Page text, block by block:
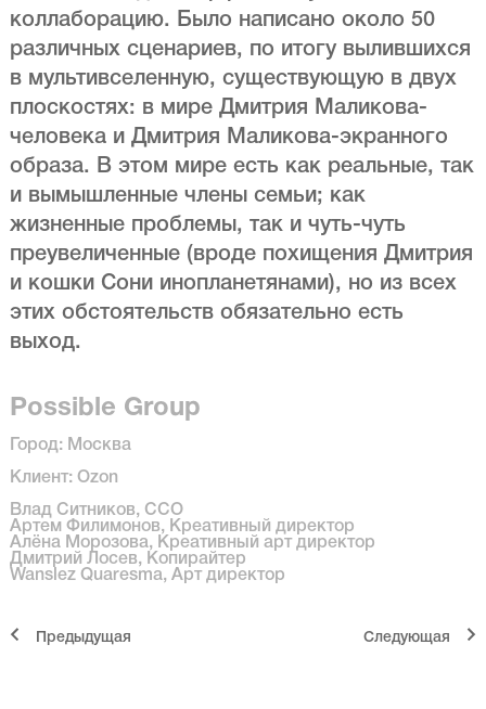
коллаборацию. Было написано около 50
различных сценариев, по итогу вылившихся
в мультивселенную, существующую в двух
плоскостях: в мире Дмитрия Маликова-
человека и Дмитрия Маликова-экранного
образа. В этом мире есть как реальные, так
и вымышленные члены семьи; как
жизненные проблемы, так и чуть-чуть
преувеличенные (вроде похищения Дмитрия
и кошки Сони инопланетянами), но из всех
этих обстоятельств обязательно есть
выход.
Possible Group
Город: Москва
Клиент: Ozon
Влад Ситников, CCO
Артем Филимонов, Креативный директор
Алёна Морозова, Креативный арт директор
Дмитрий Лосев, Копирайтер
Wanslez Quaresma, Арт директор
Предыдущая Cледующая